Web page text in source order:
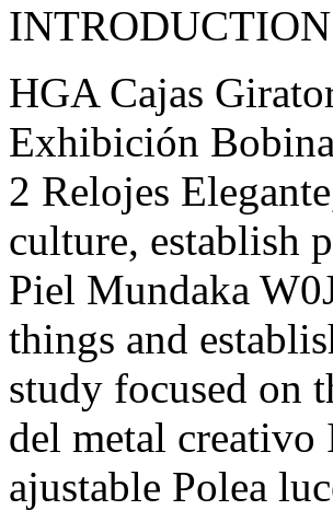
INTRODUCTION
HGA Cajas
Exhibición
2 Relojes
culture, establish
Piel Mundaka
things and
study focused on
del metal
ajustable Polea